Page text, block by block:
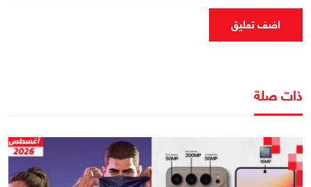
اضف تعليق
ذات صلة